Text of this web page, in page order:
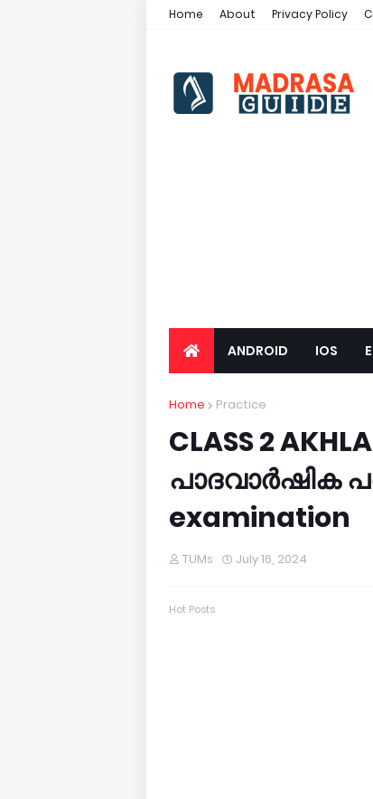
Home About Privacy Policy
ANDROID IOS
Home Practice
CLASS 2
പാദവാർഷിക
examination
TUMs July 16, 2024
Hot Posts